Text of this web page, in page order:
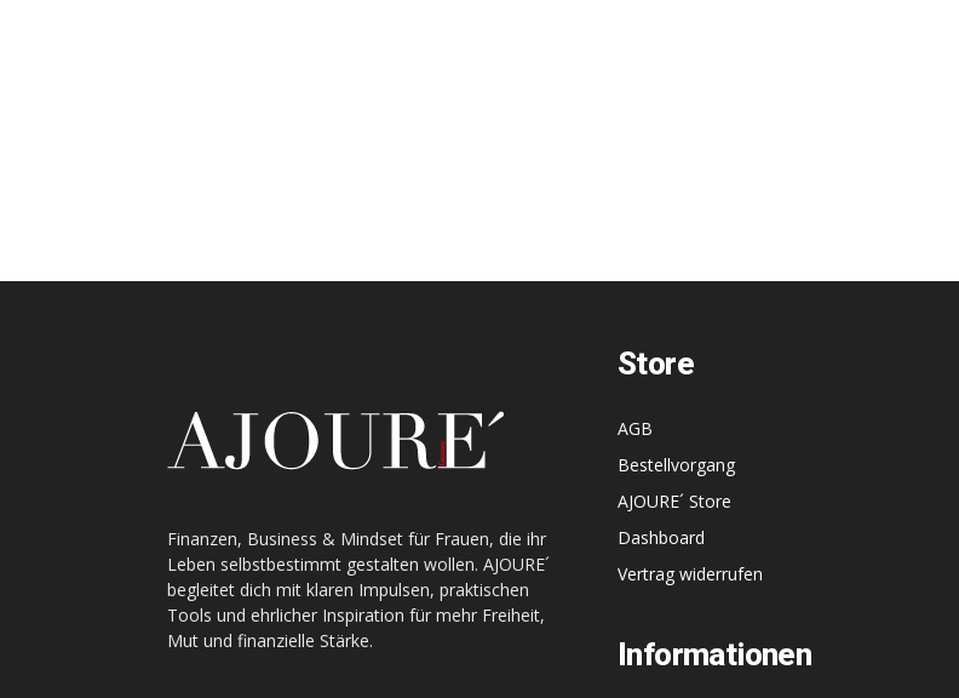
Finanzen, Business & Mindset für Frauen, die ihr
Leben selbstbestimmt gestalten wollen. AJOURE´
begleitet dich mit klaren Impulsen, praktischen
Tools und ehrlicher Inspiration für mehr Freiheit,
Mut und finanzielle Stärke.
Store
AGB
Bestellvorgang
AJOURE´ Store
Dashboard
Vertrag widerrufen
Informationen